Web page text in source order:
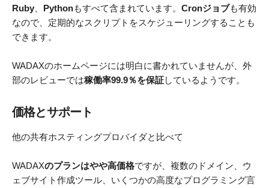
Ruby
Pythonもすべて含まれています。 Cronジョブも有効
なので、定期的なスクリプトをスケジューリングすることも
できます。
WADAXのホームページには明白に書かれていませんが、外
部のレビューでは稼働率99.9％を保証しているようです。
価格とサポート
他の共有ホスティングプロバイダと比べて
WADAXのプランはやや高価格ですが、複数のドメイン、ウ
ェブサイト作成ツール、いくつかの高度なプログラミング言